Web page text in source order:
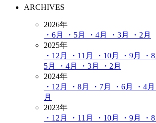
ARCHIVES
2026年
・6月
・5月 ・4月 ・3月
・2月
2025年
・12月
・11月 ・10月 ・9月 ・
5月
・4月 ・3月
・2月
2024年
・12月
・8月 ・7月 ・6月 ・4月
月
2023年
・12月
・11月 ・10月 ・9月 ・